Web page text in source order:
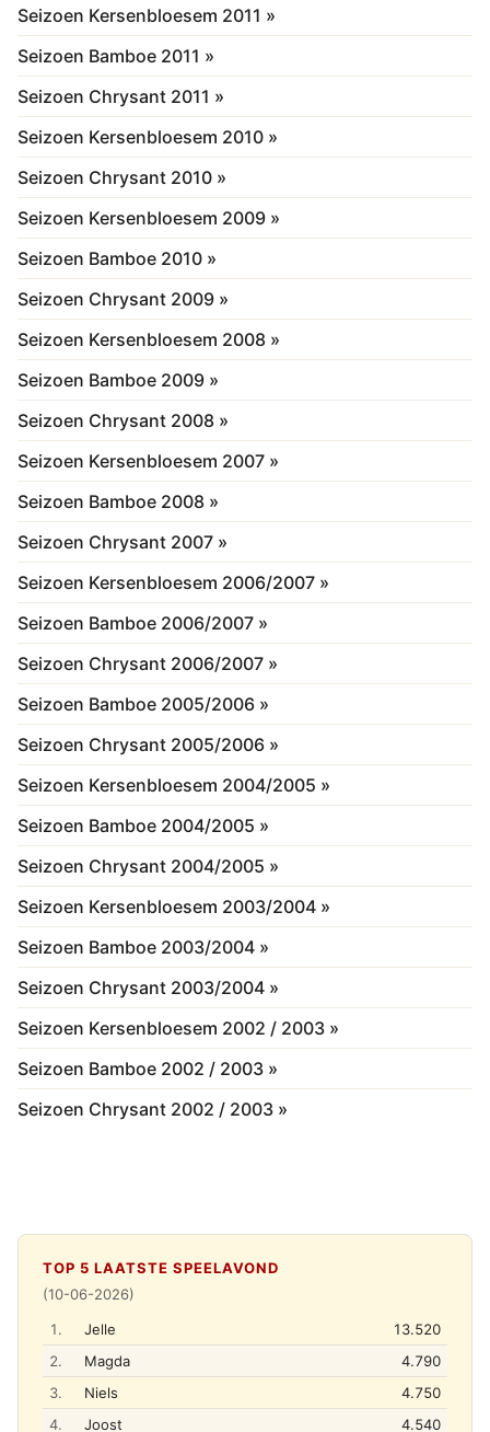
Seizoen Kersenbloesem 2011 »
Seizoen Bamboe 2011 »
Seizoen Chrysant 2011 »
Seizoen Kersenbloesem 2010 »
Seizoen Chrysant 2010 »
Seizoen Kersenbloesem 2009 »
Seizoen Bamboe 2010 »
Seizoen Chrysant 2009 »
Seizoen Kersenbloesem 2008 »
Seizoen Bamboe 2009 »
Seizoen Chrysant 2008 »
Seizoen Kersenbloesem 2007 »
Seizoen Bamboe 2008 »
Seizoen Chrysant 2007 »
Seizoen Kersenbloesem 2006/2007 »
Seizoen Bamboe 2006/2007 »
Seizoen Chrysant 2006/2007 »
Seizoen Bamboe 2005/2006 »
Seizoen Chrysant 2005/2006 »
Seizoen Kersenbloesem 2004/2005 »
Seizoen Bamboe 2004/2005 »
Seizoen Chrysant 2004/2005 »
Seizoen Kersenbloesem 2003/2004 »
Seizoen Bamboe 2003/2004 »
Seizoen Chrysant 2003/2004 »
Seizoen Kersenbloesem 2002 / 2003 »
Seizoen Bamboe 2002 / 2003 »
Seizoen Chrysant 2002 / 2003 »
TOP 5 LAATSTE SPEELAVOND
(10-06-2026)
1.
Jelle
13.520
2.
Magda
4.790
3.
Niels
4.750
4.
Joost 4.540